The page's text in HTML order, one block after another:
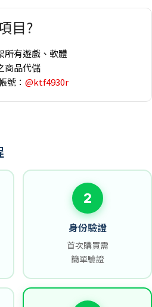
目?
所有遊戲、軟體
商品代儲
號： @ktf4930r
2
身份驗證
首次購買需
簡單驗證